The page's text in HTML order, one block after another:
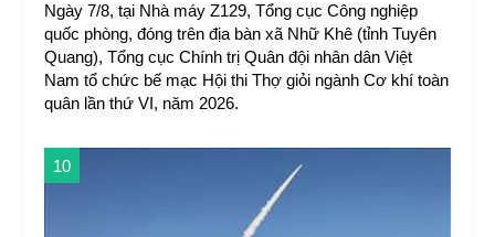
Ngày 7/8, tại Nhà máy Z129, Tổng cục Công nghiệp
quốc phòng, đóng trên địa bàn xã Nhữ Khê (tỉnh Tuyên
Quang), Tổng cục Chính trị Quân đội nhân dân Việt
Nam tổ chức bế mạc Hội thi Thợ giỏi ngành Cơ khí toàn
quân lần thứ VI, năm 2026.
10